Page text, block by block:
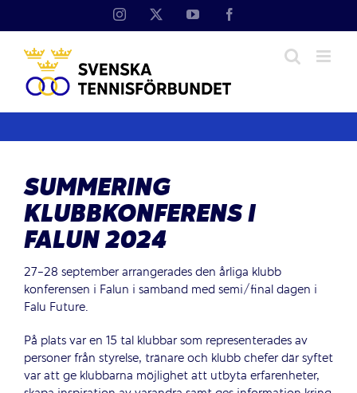
Instagram YouTube
SUMMERING
KLUBBKONFERENS I
FALUN 2024
27-28 september arrangerades den årliga klubb
konferensen i Falun i samband med semi/final dagen i
Falu Future.
På plats var en 15 tal klubbar som representerades av
personer från styrelse, tränare och klubb chefer där syftet
var att ge klubbarna möjlighet att utbyta erfarenheter,